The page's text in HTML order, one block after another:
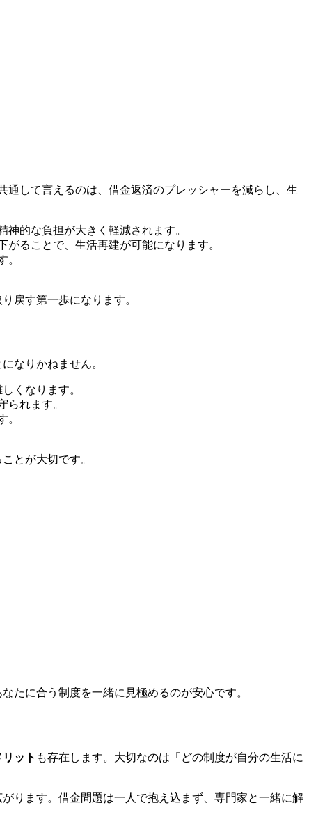
して言えるのは、借金返済のプレッシャーを減らし、生
的な負担が大きく軽減されます。
ることで、生活再建が可能になります。
。
戻す第一歩になります。
なりかねません。
くなります。
られます。
。
とが大切です。
たに合う制度を一緒に見極めるのが安心です。
ット も存在します。大切なのは「どの制度が自分の生活に
ります。借金問題は一人で抱え込まず、専門家と一緒に解